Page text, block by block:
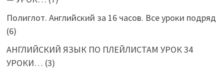
Полиглот. Английский за 16 часов. Все уроки подряд
(6)
АНГЛИЙСКИЙ ЯЗЫК ПО ПЛЕЙЛИСТАМ УРОК 34
УРОКИ… (3)